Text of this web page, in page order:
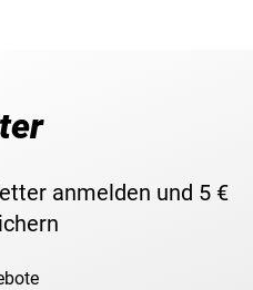
anmelden und 5 €